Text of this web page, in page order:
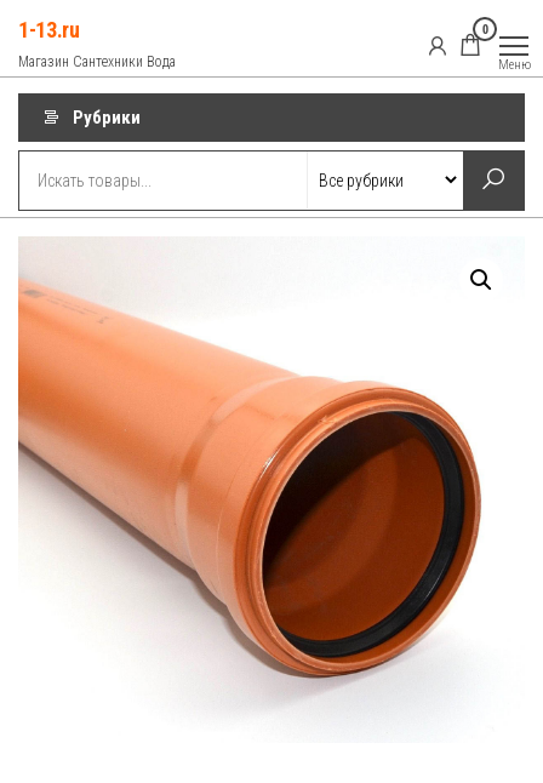
содержимому
1-13.ru
Магазин Сантехники Вода
0
Меню
Рубрики